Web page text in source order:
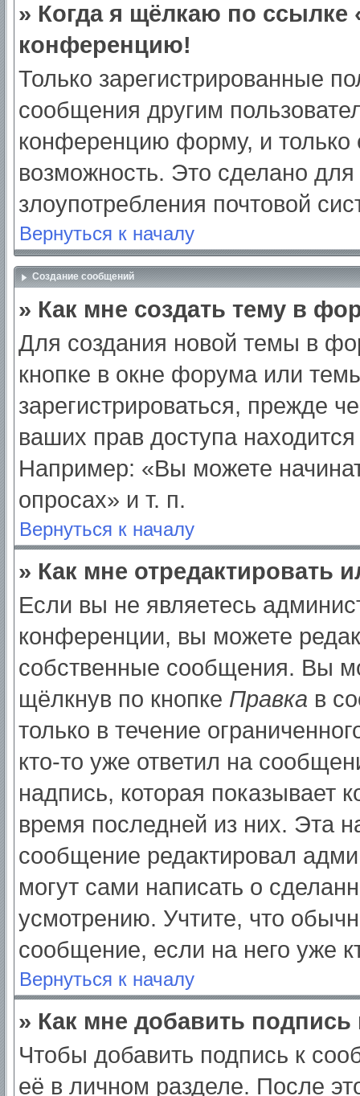
» Когда я щёлкаю по ссылке
конференцию!
Только зарегистрированные
сообщения другим
конференцию форму, и только
возможность. Это сделано для
злоупотребления почтовой
Вернуться к началу
Создание сообщений
» Как мне создать тему в
Для создания новой темы в
кнопке в окне форума или
зарегистрироваться, прежде
ваших прав доступа
Например: «Вы можете
опросах» и т. п.
Вернуться к началу
» Как мне отредактировать
Если вы не являетесь
конференции, вы можете
собственные сообщения. Вы
щёлкнув по кнопке Правка в
только в течение
кто-то уже ответил на
надпись, которая показывает
время последней из них. Эта
сообщение редактировал
могут сами написать о
усмотрению. Учтите, что
сообщение, если на него уже
Вернуться к началу
» Как мне добавить
Чтобы добавить подпись к
её в личном разделе. После